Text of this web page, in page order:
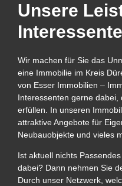
Unsere
Wir machen für Sie das
eine Immobilie im Kreis
von Esser Immobilien –
Interessenten gerne dabei,
erfüllen. In unseren
attraktive Angebote für
Neubauobjekte und vieles
Ist aktuell nichts
dabei? Dann nehmen Sie
Durch unser Netzwerk,